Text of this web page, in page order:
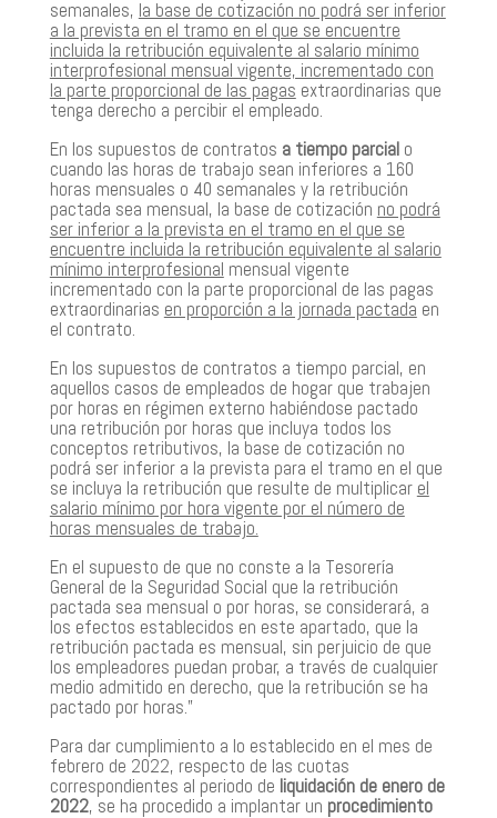
semanales, la base de cotización no podrá ser inferior
a la prevista en el tramo en el que se encuentre
incluida la retribución equivalente al salario mínimo
interprofesional mensual vigente, incrementado con
la parte proporcional de las pagas extraordinarias que
tenga derecho a percibir el empleado.
En los supuestos de contratos a tiempo parcialo
cuando las horas de trabajo sean inferiores a 160
horas mensuales o 40 semanales y la retribución
pactada sea mensual, la base de cotización no podrá
ser inferior a la prevista en el tramo en el que se
encuentre incluida la retribución equivalente al salario
mínimo interprofesional mensual vigente
incrementado con la parte proporcional de las pagas
extraordinarias en proporción a la jornada pactada en
el contrato.
En los supuestos de contratos a tiempo parcial, en
aquellos casos de empleados de hogar que trabajen
por horas en régimen externo habiéndose pactado
una retribución por horas que incluya todos los
conceptos retributivos, la base de cotización no
podrá ser inferior a la prevista para el tramo en el que
se incluya la retribución que resulte de multiplicar el
salario mínimo por hora vigente por el número de
horas mensuales de trabajo.
En el supuesto de que no conste a la Tesorería
General de la Seguridad Social que la retribución
pactada sea mensual o por horas, se considerará, a
los efectos establecidos en este apartado, que la
retribución pactada es mensual, sin perjuicio de que
los empleadores puedan probar, a través de cualquier
medio admitido en derecho, que la retribución se ha
pactado por horas.”
Para dar cumplimiento a lo establecido en el mes de
febrero de 2022, respecto de las cuotas
correspondientes al periodo de liquidación de enero de
2022, se ha procedido a implantar un procedimiento